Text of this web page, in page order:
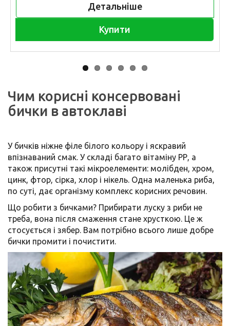
Детальніше
Купити
Чим корисні консервовані
бички в автоклаві
У бичків ніжне філе білого кольору і яскравий
впізнаваний смак. У складі багато вітаміну РР, а
також присутні такі мікроелементи: молібден, хром,
цинк, фтор, сірка, хлор і нікель. Одна маленька риба,
по суті, дає організму комплекс корисних речовин.
Що робити з бичками? Прибирати луску з риби не
треба, вона після смаження стане хрусткою. Це ж
стосується і зябер. Вам потрібно всього лише добре
бички промити і почистити.